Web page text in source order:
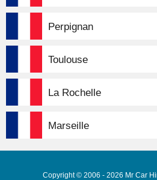
Perpignan
Toulouse
La Rochelle
Marseille
Copyright © 2006 - 2026 Mr Car